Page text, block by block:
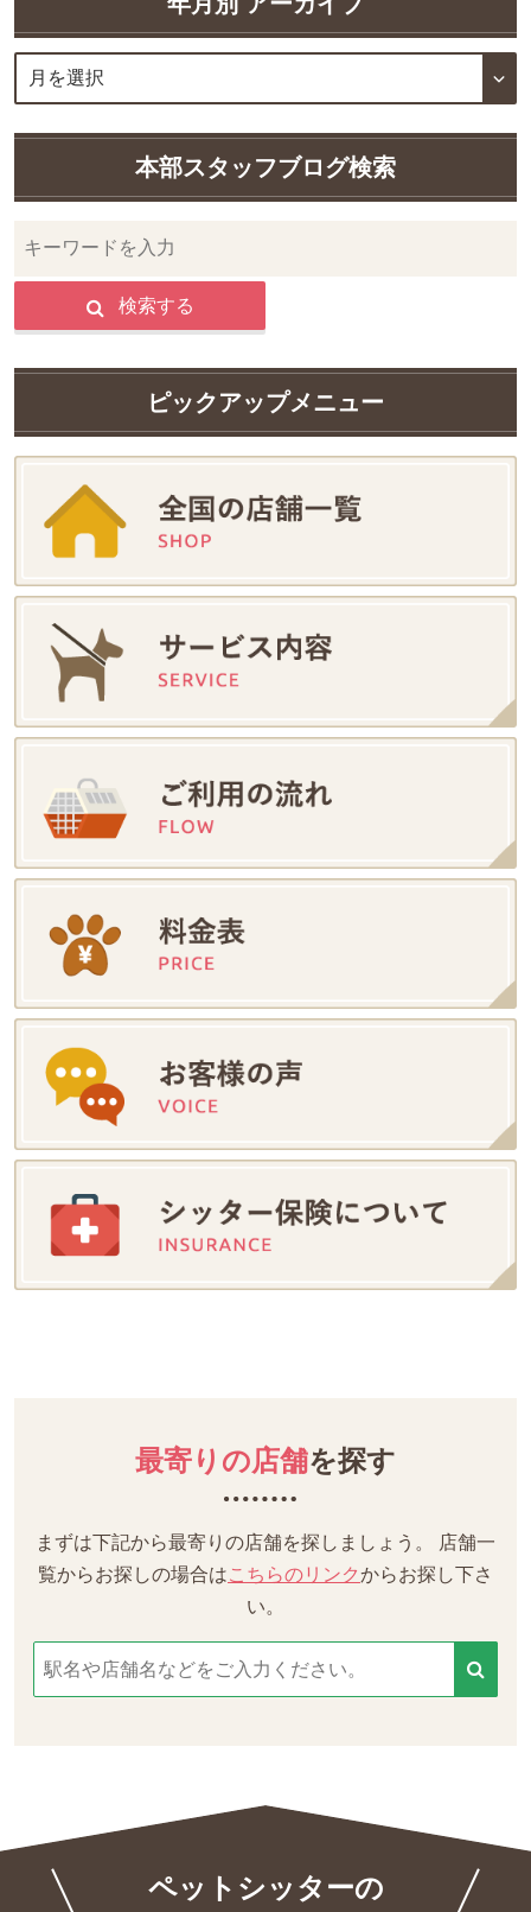
本部スタッフブログ検索
検索する
ピックアップメニュー
最寄りの店舗を探す
まずは下記から最寄りの店舗を探しましょう。
店舗一
覧からお探しの場合はこちらのリンクからお探し下さ
い。
ペットシッターの